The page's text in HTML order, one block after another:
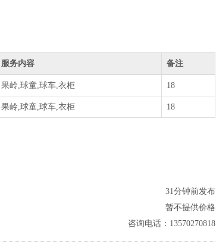
服务内容 备注
果岭,球童,球车,衣柜 18
果岭,球童,球车,衣柜 18
31分钟前发布
暂不提供价格
咨询电话：13570270818